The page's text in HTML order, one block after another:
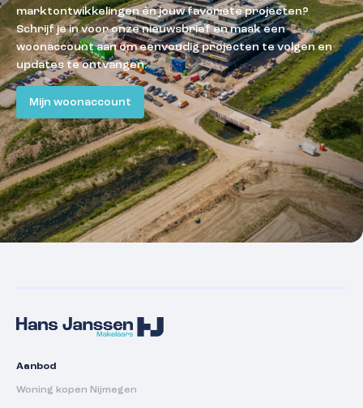
marktontwikkelingen én jouw favoriete projecten?
Schrijf je in voor onze nieuwsbrief en maak een
woonaccount aan om eenvoudig projecten te volgen en
updates te ontvangen.
Mijn woonaccount
Aanbod
Woning kopen Nijmegen